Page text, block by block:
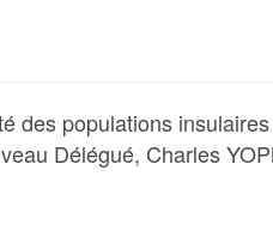
des populations
Délégué, Charles